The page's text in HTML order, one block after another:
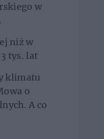
w
niż w
tys. lat
klimatu
o
A co